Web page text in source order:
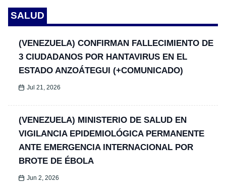
SALUD
(VENEZUELA) CONFIRMAN FALLECIMIENTO DE
3 CIUDADANOS POR HANTAVIRUS EN EL
ESTADO ANZOÁTEGUI (+COMUNICADO)
Jul 21, 2026
(VENEZUELA) MINISTERIO DE SALUD EN
VIGILANCIA EPIDEMIOLÓGICA PERMANENTE
ANTE EMERGENCIA INTERNACIONAL POR
BROTE DE ÉBOLA
Jun 2, 2026